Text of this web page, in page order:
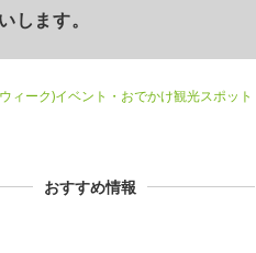
ます。
ィーク)イベント・おでかけ観光スポット
おすすめ情報